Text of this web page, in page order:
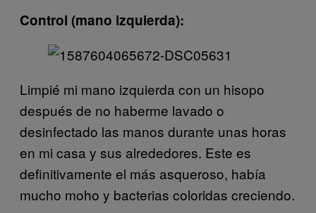
Control (mano izquierda):
Limpié mi mano izquierda con un hisopo
después de no haberme lavado o
desinfectado las manos durante unas horas
en mi casa y sus alrededores. Este es
definitivamente el más asqueroso, había
mucho moho y bacterias coloridas creciendo.